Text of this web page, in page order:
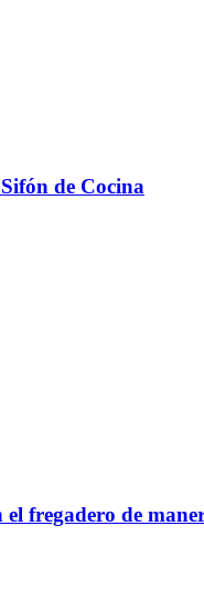
de Cocina
fregadero de